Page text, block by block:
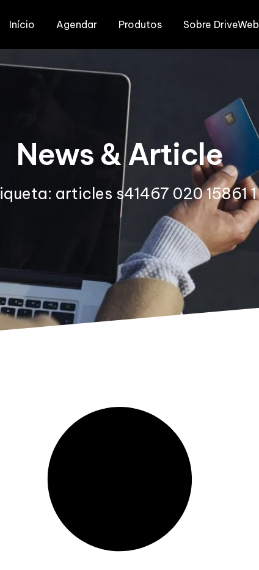
Início Agendar Produtos Sobre DriveWeb
News & Article
articles s41467 020 15861 1